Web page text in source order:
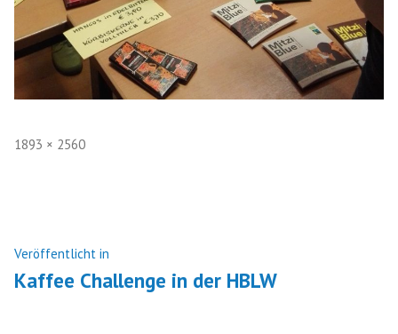
Volle
1893 × 2560
Beitragsnavigation
Veröffentlicht in
Kaffee Challenge in der HBLW